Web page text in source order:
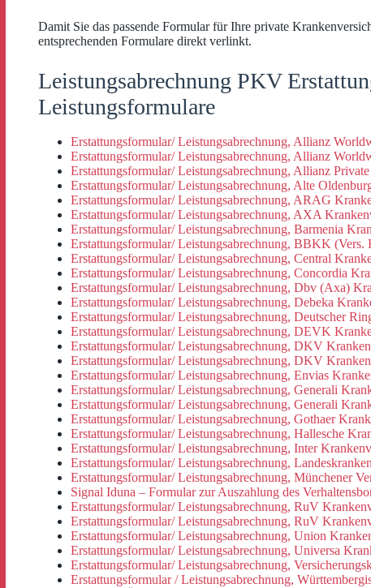
Damit Sie das passende Formular für Ihre private
entsprechenden Formulare direkt verlinkt.
Leistungsabrechnung PKV
Leistungsformulare
Erstattungsformular/ Leistungsabrechnung, Allianz
Erstattungsformular/ Leistungsabrechnung, Allianz
Erstattungsformular/ Leistungsabrechnung, Allianz
Erstattungsformular/ Leistungsabrechnung, Alte
Erstattungsformular/ Leistungsabrechnung, ARAG
Erstattungsformular/ Leistungsabrechnung, AXA
Erstattungsformular/ Leistungsabrechnung, Barmenia
Erstattungsformular/ Leistungsabrechnung, BBKK (Vers.
Erstattungsformular/ Leistungsabrechnung, Central
Erstattungsformular/ Leistungsabrechnung, Concordia
Erstattungsformular/ Leistungsabrechnung, Dbv (Axa)
Erstattungsformular/ Leistungsabrechnung, Debeka
Erstattungsformular/ Leistungsabrechnung, Deutscher
Erstattungsformular/ Leistungsabrechnung, DEVK
Erstattungsformular/ Leistungsabrechnung, DKV
Erstattungsformular/ Leistungsabrechnung, DKV
Erstattungsformular/ Leistungsabrechnung, Envias
Erstattungsformular/ Leistungsabrechnung, Generali
Erstattungsformular/ Leistungsabrechnung, Generali
Erstattungsformular/ Leistungsabrechnung, Gothaer
Erstattungsformular/ Leistungsabrechnung, Hallesche
Erstattungsformular/ Leistungsabrechnung, Inter
Erstattungsformular/ Leistungsabrechnung,
Erstattungsformular/ Leistungsabrechnung, Münchener
Signal Iduna – Formular zur Auszahlung des
Erstattungsformular/ Leistungsabrechnung, RuV
Erstattungsformular/ Leistungsabrechnung, RuV
Erstattungsformular/ Leistungsabrechnung, Union
Erstattungsformular/ Leistungsabrechnung, Universa
Erstattungsformular/ Leistungsabrechnung,
Erstattungsformular / Leistungsabrechnung,